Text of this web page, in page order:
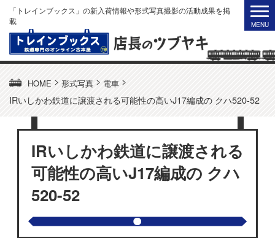
「トレインブックス」の新入荷情報や形式写真撮影の活動成果を掲
載
HOME > 形式写真 > 電車 >
IRいしかわ鉄道に譲渡される可能性の高いJ17編成の クハ520-52
IRいしかわ鉄道に譲渡される
可能性の高いJ17編成の クハ
520-52